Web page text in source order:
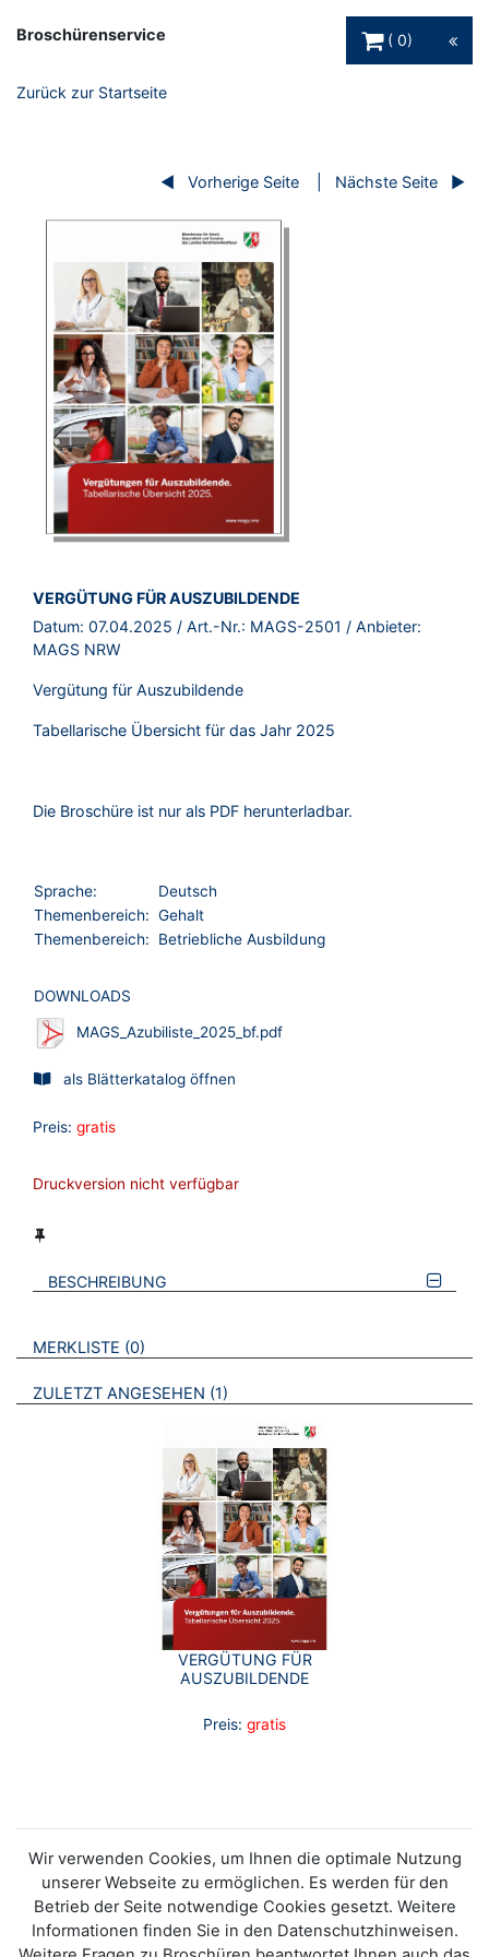
Broschürenservice
0
Zurück zur Startseite
Vorherige Seite Nächste Seite
BROSCHÜRE:
VERGÜTUNG FÜR AUSZUBILDENDE
Datum: 07.04.2025 / Art.-Nr.: MAGS-2501 / Anbieter:
MAGS NRW
Vergütung für Auszubildende
Tabellarische Übersicht für das Jahr 2025
Die Broschüre ist nur als PDF herunterladbar.
Sprache:
Deutsch
Themenbereich: Gehalt
Themenbereich:
Betriebliche Ausbildung
DOWNLOADS
MAGS_Azubiliste_2025_bf.pdf
als Blätterkatalog öffnen
Preis: gratis
Druckversion nicht verfügbar
BESCHREIBUNG
VERWEISE AUF VERMERKTE- ODER ZULETZT ANGESEHENE
MERKLISTE 0 BROSCHÜREN
ZULETZT ANGESEHEN 1 BROSCHÜREN
VERGÜTUNG FÜR
AUSZUBILDENDE
Preis: gratis
Wir verwenden Cookies, um Ihnen die optimale Nutzung
unserer Webseite zu ermöglichen. Es werden für den
Betrieb der Seite notwendige Cookies gesetzt. Weitere
Informationen finden Sie in den Datenschutzhinweisen.